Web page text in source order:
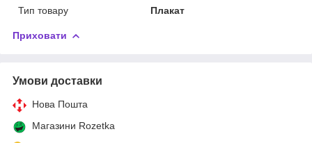
Тип товару
Плакат
Приховати
Умови доставки
Нова Пошта
Магазини Rozetka